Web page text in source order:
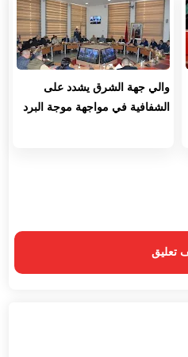
والي جهة الشرق يشدد على
الشفافية في مواجهة موجة البرد
تعليق